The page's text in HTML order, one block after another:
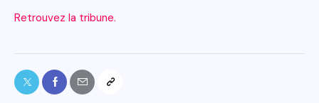
Retrouvez la tribune.